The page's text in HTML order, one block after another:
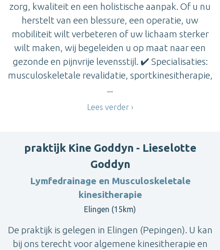
zorg, kwaliteit en een holistische aanpak. Of u nu
herstelt van een blessure, een operatie, uw
mobiliteit wilt verbeteren of uw lichaam sterker
wilt maken, wij begeleiden u op maat naar een
gezonde en pijnvrije levensstijl. ✔️ Specialisaties:
musculoskeletale revalidatie, sportkinesitherapie,
...
Lees verder
praktijk Kine Goddyn - Lieselotte
Goddyn
Lymfedrainage en Musculoskeletale
kinesitherapie
Elingen (15km)
De praktijk is gelegen in Elingen (Pepingen). U kan
bij ons terecht voor algemene kinesitherapie en